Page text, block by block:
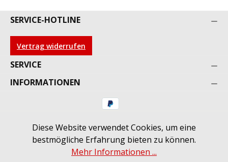
SERVICE-HOTLINE
Vertrag widerrufen
SERVICE
INFORMATIONEN
* Alle Preise inkl. gesetzl. Mehrwertsteuer zzgl.
Versandkostenund ggf. Nachnahmegebühren, wenn
nicht anders angegeben.
Diese Website verwendet Cookies, um eine
bestmögliche Erfahrung bieten zu können.
Mehr Informationen ...